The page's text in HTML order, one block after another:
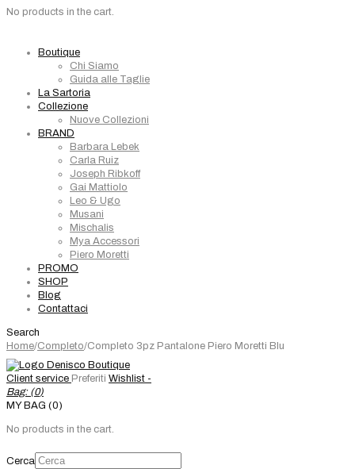
No products in the cart.
Boutique
Chi Siamo
Guida alle Taglie
La Sartoria
Collezione
Nuove Collezioni
BRAND
Barbara Lebek
Carla Ruiz
Joseph Ribkoff
Gai Mattiolo
Leo & Ugo
Musani
Mischalis
Mya Accessori
Piero Moretti
PROMO
SHOP
Blog
Contattaci
Search
Home/Completo/Completo 3pz Pantalone Piero Moretti Blu
Client service Preferiti Wishlist -
Bag: (0)
MY BAG (0)
No products in the cart.
Cerca